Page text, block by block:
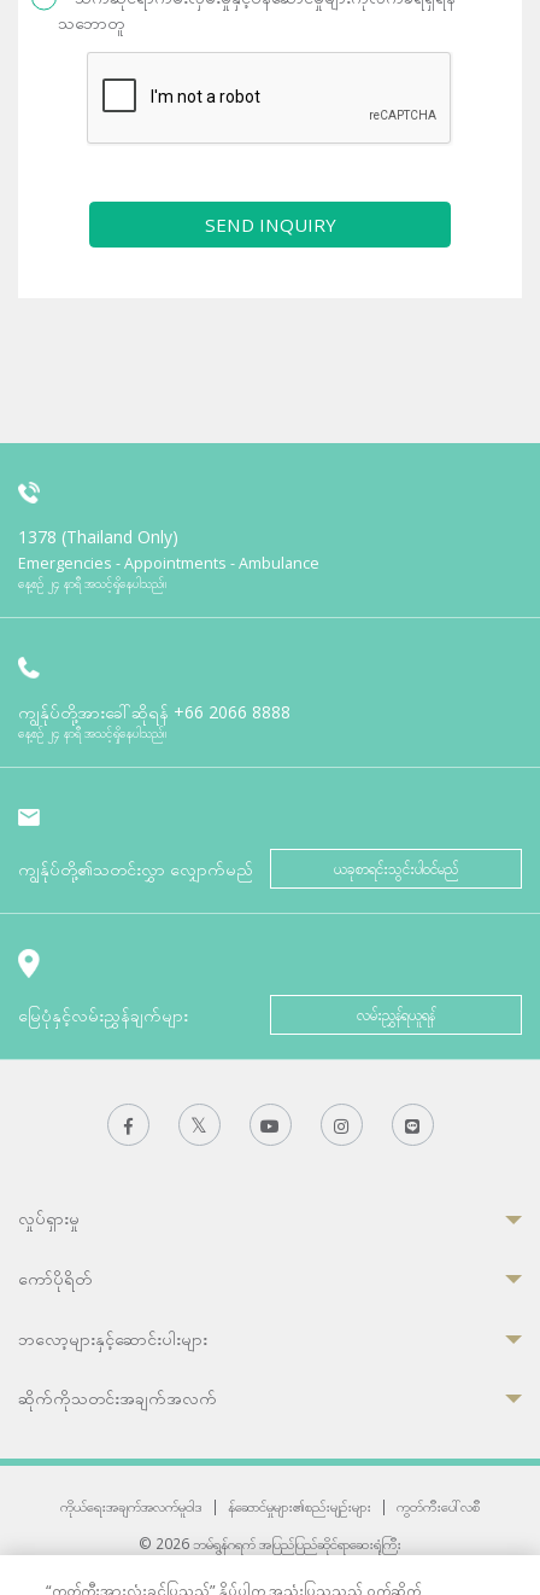
သဘောတူ
SEND INQUIRY
1378 (Thailand Only)
Emergencies - Appointments - Ambulance
နေ့စဉ် ၂၄ နာရီ အသင့်ရှိနေပါသည်။
ကျွန်ုပ်တို့အားခေါ်ဆိုရန် +66 2066 8888
နေ့စဉ် ၂၄ နာရီ အသင့်ရှိနေပါသည်။
ကျွန်ုပ်တို့၏သတင်းလွှာ လျှောက်မည် ယခုစာရင်းသွင်းပါဝင်မည်
မြေပုံနှင့်လမ်းညွှန်ချက်များ လမ်းညွှန်ရယူရန်
လှုပ်ရှားမှု
ကော်ပိုရိတ်
ဘလော့များနှင့်ဆောင်းပါးများ
ဆိုက်ကိုသတင်းအချက်အလက်
ကိုယ်ရေးအချက်အလက်မူဝါဒ | န်ဆောင်မှုများ၏စည်းမျဉ်းများ |
ကွတ်ကီးပေါ်လစီ
© 2026 ဘမ်ရွန်ဂရက် အပြည်ပြည်ဆိုင်ရာဆေးရုံကြီး
“ကွတ်ကီးအားလုံးခွင့်ပြုသည်” နှိပ်ပါက အသုံးပြုသူသည် ဝက်ဆိုက်